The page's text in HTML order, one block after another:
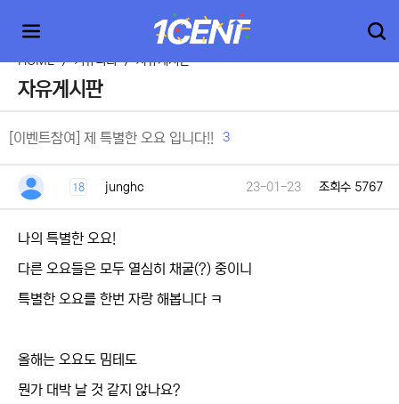
HOME > 커뮤니티 > 자유게시판
자유게시판
[이벤트참여] 제 특별한 오요 입니다!! 3
18 junghc 23-01-23 조회수 5767
나의 특별한 오요!
다른 오요들은 모두 열심히 채굴(?) 중이니
특별한 오요를 한번 자랑 해봅니다 ㅋ
올해는 오요도 밈테도
뭔가 대박 날 것 같지 않나요?